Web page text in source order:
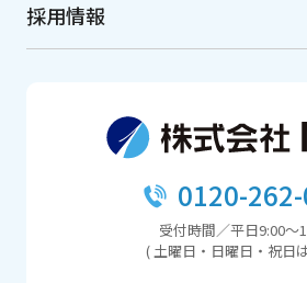
採用情報
0120-
受付時間／平日9:00～
( 土曜日・日曜日・祝日